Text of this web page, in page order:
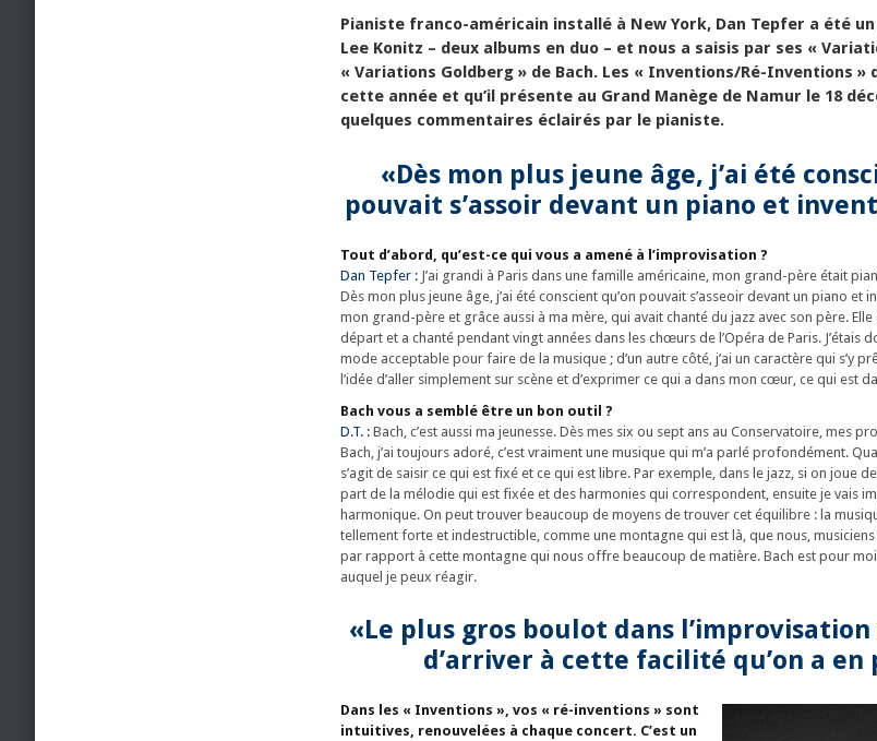
Pianiste franco-américain installé à New York, Dan Tepfer a été
Lee Konitz – deux albums en duo – et nous a saisis par ses «
« Variations Goldberg » de Bach. Les « Inventions/Ré-Inventions »
cette année et qu’il présente au Grand Manège de Namur le 18
quelques commentaires éclairés par le pianiste.
«Dès mon plus jeune âge, j’ai été
pouvait s’assoir devant un piano et
Tout d’abord, qu’est-ce qui vous a amené à l’improvisation ?
Dan Tepfer : J’ai grandi à Paris dans une famille américaine, mon grand-père était
Dès mon plus jeune âge, j’ai été conscient qu’on pouvait s’asseoir devant un piano et
mon grand-père et grâce aussi à ma mère, qui avait chanté du jazz avec son père.
départ et a chanté pendant vingt années dans les chœurs de l’Opéra de Paris. J’étais
mode acceptable pour faire de la musique ; d’un autre côté, j’ai un caractère qui s’y
l’idée d’aller simplement sur scène et d’exprimer ce qui a dans mon cœur, ce qui est
Bach vous a semblé être un bon outil ?
D.T. : Bach, c’est aussi ma jeunesse. Dès mes six ou sept ans au Conservatoire, mes
Bach, j’ai toujours adoré, c’est vraiment une musique qui m’a parlé profondément.
s’agit de saisir ce qui est fixé et ce qui est libre. Par exemple, dans le jazz, si on joue
part de la mélodie qui est fixée et des harmonies qui correspondent, ensuite je vais
harmonique. On peut trouver beaucoup de moyens de trouver cet équilibre : la
tellement forte et indestructible, comme une montagne qui est là, que nous,
par rapport à cette montagne qui nous offre beaucoup de matière. Bach est pour
auquel je peux réagir.
«Le plus gros boulot dans l’improvisation
d’arriver à cette facilité qu’on a en
Dans les « Inventions », vos « ré-inventions » sont
intuitives, renouvelées à chaque concert. C’est un